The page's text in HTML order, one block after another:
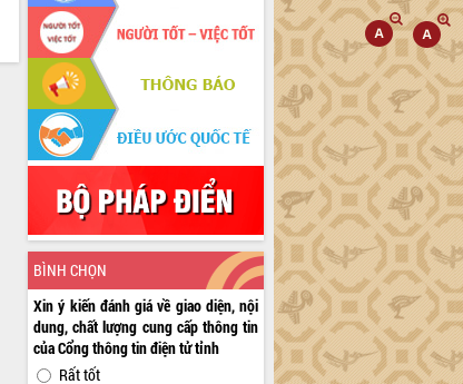
BÌNH CHỌN
Xin ý kiến đánh giá về giao diện, nội
dung, chất lượng cung cấp thông tin
của Cổng thông tin điện tử tỉnh
Rất tốt